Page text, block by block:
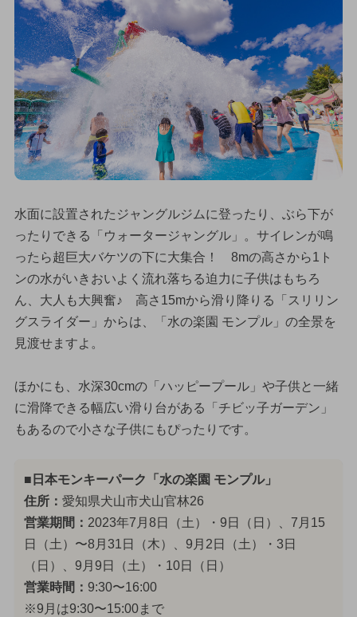
水面に設置されたジャングルジムに登ったり、ぶら下が
ったりできる「ウォータージャングル」。サイレンが鳴
ったら超巨大バケツの下に大集合！ 8mの高さから1ト
ンの水がいきおいよく流れ落ちる迫力に子供はもちろ
ん、大人も大興奮♪ 高さ15mから滑り降りる「スリリン
グスライダー」からは、「水の楽園 モンプル」の全景を
見渡せますよ。
ほかにも、水深30cmの「ハッピープール」や子供と一緒
に滑降できる幅広い滑り台がある「チビッ子ガーデン」
もあるので小さな子供にもぴったりです。
■日本モンキーパーク「水の楽園 モンプル」
住所： 愛知県犬山市犬山官林26
営業期間： 2023年7月8日（土）・9日（日）、7月15
日（土）〜8月31日（木）、9月2日（土）・3日
（日）、9月9日（土）・10日（日）
営業時間： 9:30〜16:00
※9月は9:30〜15:00まで